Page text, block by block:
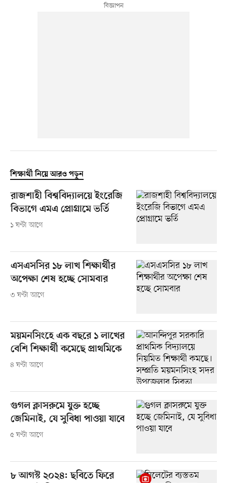
শিক্ষার্থী নিয়ে আরও পড়ুন
রাজশাহী বিশ্ববিদ্যালয়ে ইংরেজি
বিভাগে এমএ প্রোগ্রামে ভর্তি
১ ঘণ্টা আগে
এসএসসির ১৮ লাখ শিক্ষার্থীর
অপেক্ষা শেষ হচ্ছে সোমবার
৩ ঘণ্টা আগে
ময়মনসিংহে এক বছরে ১ লাখের
বেশি শিক্ষার্থী কমেছে প্রাথমিকে
৪ ঘণ্টা আগে
গুগল ক্লাসরুমে যুক্ত হচ্ছে
জেমিনাই, যে সুবিধা পাওয়া যাবে
৫ ঘণ্টা আগে
৮ আগস্ট ২০২৪: ছবিতে ফিরে